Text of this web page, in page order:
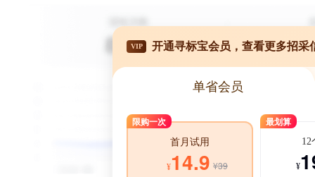
VIP 开通寻标宝会员，查看更多招采
单省会员
限购一次
首月试用
¥14.9 ¥39
最划算
12
¥